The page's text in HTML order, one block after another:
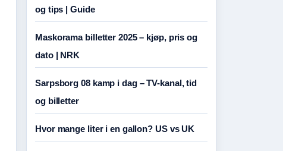
og tips | Guide
Maskorama billetter 2025 – kjøp, pris og
dato | NRK
Sarpsborg 08 kamp i dag – TV-kanal, tid
og billetter
Hvor mange liter i en gallon? US vs UK